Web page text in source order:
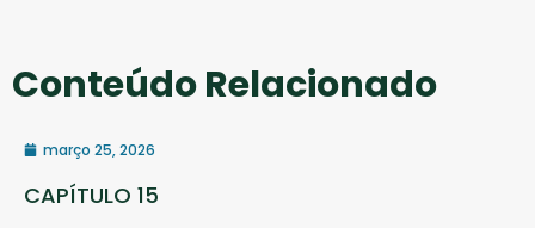
Conteúdo Relacionado
março 25, 2026
CAPÍTULO 15